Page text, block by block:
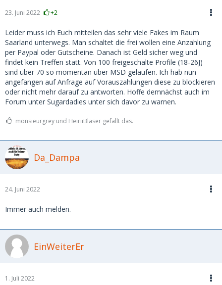
23. Juni 2022 +2
Leider muss ich Euch mitteilen das sehr viele Fakes im Raum
Saarland unterwegs. Man schaltet die frei wollen eine Anzahlung
per Paypal oder Gutscheine. Danach ist Geld sicher weg und
findet kein Treffen statt. Von 100 freigeschalte Profile (18-26J)
sind über 70 so momentan über MSD gelaufen. Ich hab nun
angefangen auf Anfrage auf Vorauszahlungen diese zu blockieren
oder nicht mehr darauf zu antworten. Hoffe demnächst auch im
Forum unter Sugardadies unter sich davor zu warnen.
monsieurgrey und HeiriiBlaser gefällt das.
Da_Dampa
24. Juni 2022
Immer auch melden.
EinWeiterEr
1. Juli 2022